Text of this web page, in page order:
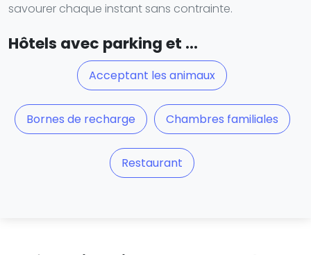
savourer chaque instant sans contrainte.
Hôtels avec parking et ...
Acceptant les animaux
Bornes de recharge Chambres familiales
Restaurant